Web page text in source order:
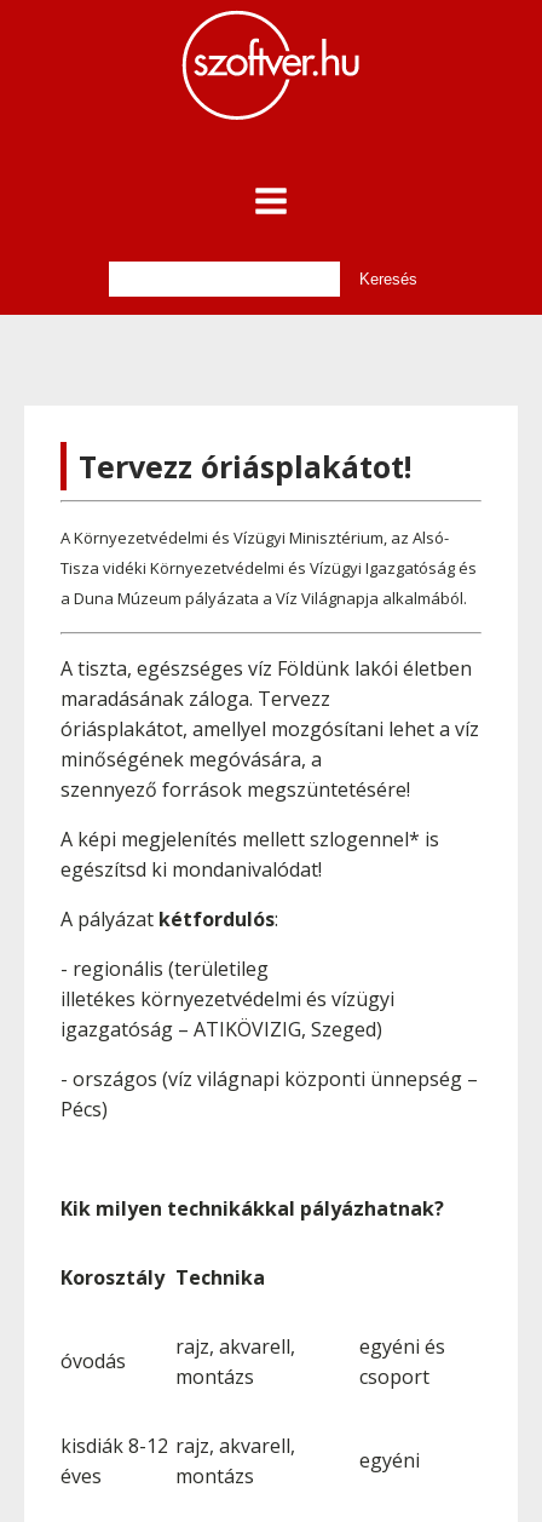
Tervezz óriásplakátot!
A Környezetvédelmi és Vízügyi Minisztérium, az Alsó-
Tisza vidéki Környezetvédelmi és Vízügyi Igazgatóság és
a Duna Múzeum pályázata a Víz Világnapja alkalmából.
A tiszta, egészséges víz Földünk lakói életben
maradásának záloga. Tervezz
óriásplakátot, amellyel mozgósítani lehet a víz
minőségének megóvására, a
szennyező források megszüntetésére!
A képi megjelenítés mellett szlogennel* is
egészítsd ki mondanivalódat!
A pályázat kétfordulós:
- regionális (területileg
illetékes környezetvédelmi és vízügyi
igazgatóság – ATIKÖVIZIG, Szeged)
- országos (víz világnapi központi ünnepség –
Pécs)
Kik milyen technikákkal pályázhatnak?
Korosztály Technika
óvodás
rajz, akvarell,
montázs
egyéni és
csoport
kisdiák 8-12
éves
rajz, akvarell,
montázs
egyéni